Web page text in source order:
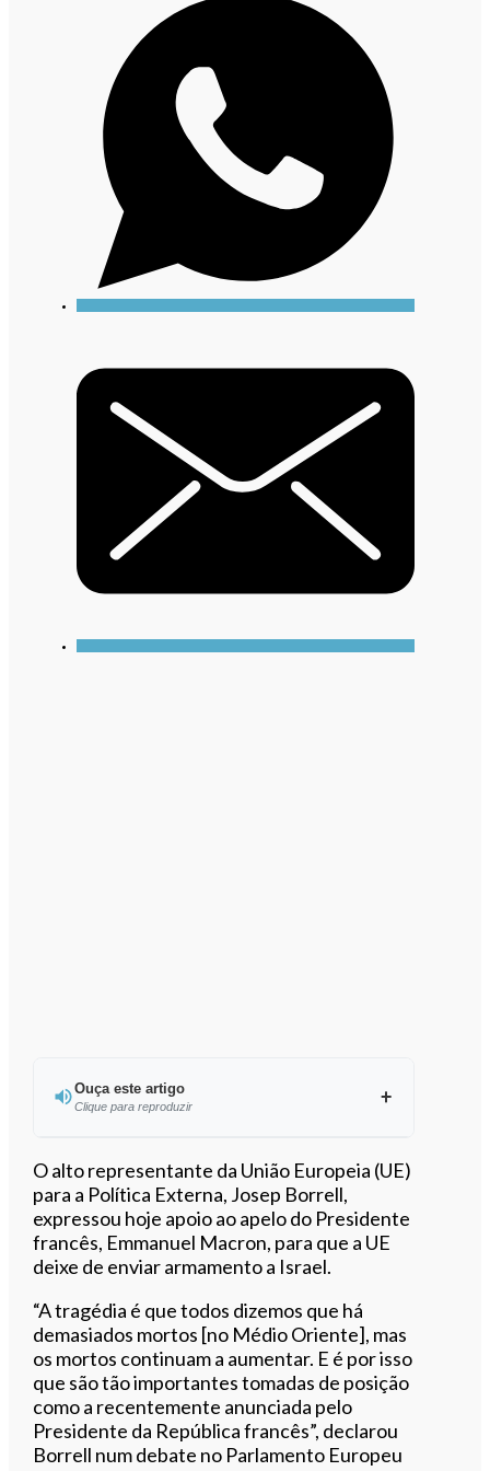
Ouça este artigo
Clique para reproduzir
Ouvir este artigo
O alto representante da União Europeia (UE)
para a Política Externa, Josep Borrell,
expressou hoje apoio ao apelo do Presidente
francês, Emmanuel Macron, para que a UE
deixe de enviar armamento a Israel.
“A tragédia é que todos dizemos que há
demasiados mortos [no Médio Oriente], mas
os mortos continuam a aumentar. E é por isso
que são tão importantes tomadas de posição
como a recentemente anunciada pelo
Presidente da República francês”, declarou
Borrell num debate no Parlamento Europeu